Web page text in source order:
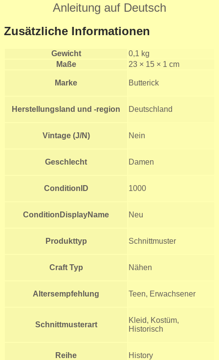
Anleitung auf Deutsch
Zusätzliche Informationen
Gewicht
0,1 kg
Maße
23 × 15 × 1 cm
Marke Butterick
Herstellungsland und -region Deutschland
Vintage (J/N) Nein
Geschlecht Damen
ConditionID 1000
ConditionDisplayName Neu
Produkttyp Schnittmuster
Craft Typ Nähen
Altersempfehlung Teen, Erwachsener
Schnittmusterart
Kleid, Kostüm,
Historisch
Reihe History